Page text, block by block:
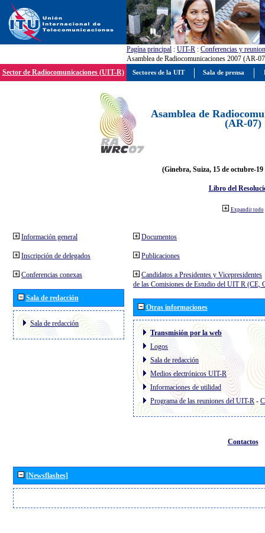
Pagína principal : UIT-R : Conferencias y
Asamblea de Radiocomunicaciones 2007 (AR-
Sector de Radiocomunicaciones (UIT-R)
Asamblea de
(AR-07)
(Ginebra, Suiza, 15 de octubre-19
Libro del
Expandir todo
Información general
Inscripción de delegados
Conferencias conexas
Sala de redacción
Sala de redacción
Documentos
Publicaciones
Candidatos a Presidentes y Vicepresidentes
de las Comisiones de Estudio del UIT R (CE,
Otras informaciones
Transmisión por la web
Logos
Sala de redacción
Medios electrónicos UIT-R
Informaciones de utilidad
Programa de las reuniones del UIT-R-
Contactos
[Newsflashes]
Sectores de la UIT Sala de prensa